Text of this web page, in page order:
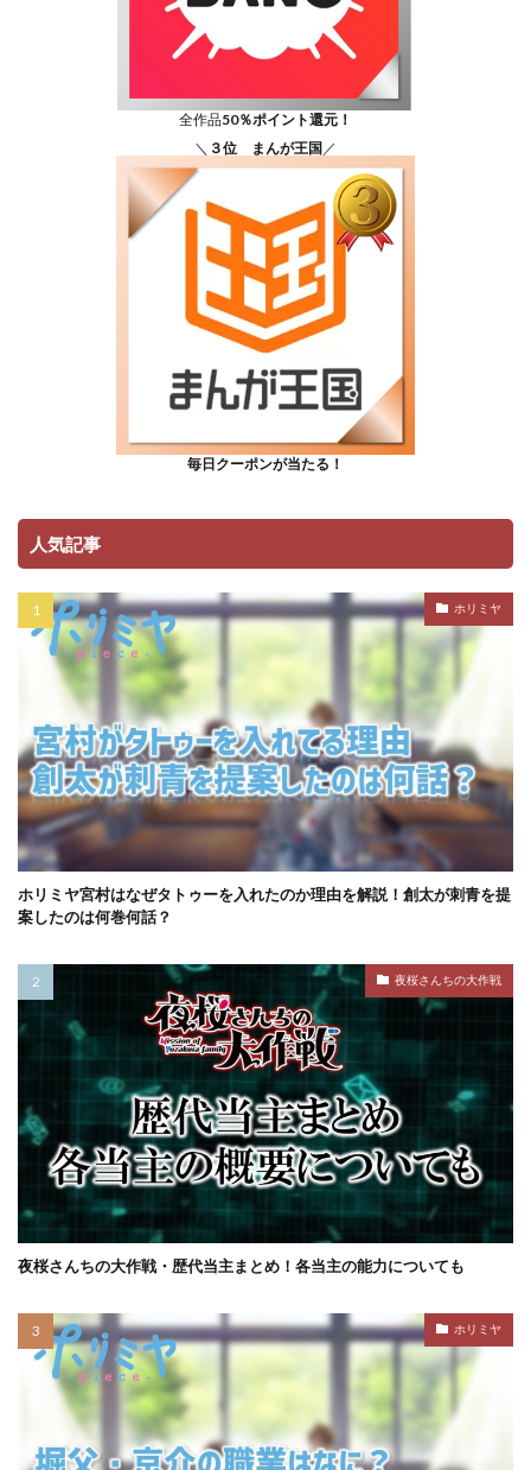
全作品50％ポイント還元！
＼ ３位 まんが王国 ／
毎日クーポンが当たる！
人気記事
ホリミヤ
ホリミヤ宮村はなぜタトゥーを入れたのか理由を解説！創太が刺青を提
案したのは何巻何話？
夜桜さんちの大作戦
夜桜さんちの大作戦・歴代当主まとめ！各当主の能力についても
ホリミヤ